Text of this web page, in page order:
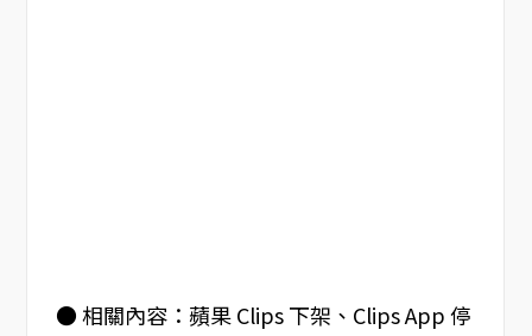
● 相關內容：蘋果 Clips 下架、Clips App 停